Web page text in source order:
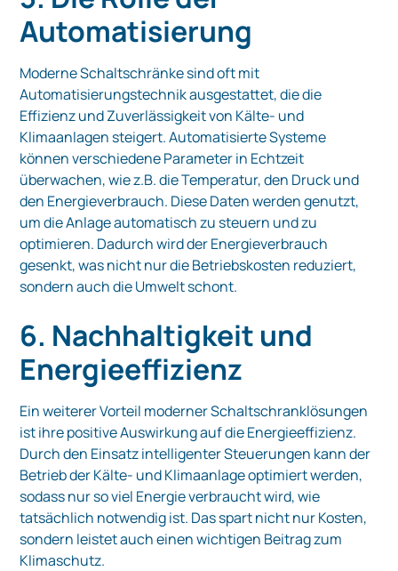
Automatisierung
Moderne Schaltschränke sind oft mit
Automatisierungstechnik ausgestattet, die die
Effizienz und Zuverlässigkeit von Kälte- und
Klimaanlagen steigert. Automatisierte Systeme
können verschiedene Parameter in Echtzeit
überwachen, wie z.B. die Temperatur, den Druck und
den Energieverbrauch. Diese Daten werden genutzt,
um die Anlage automatisch zu steuern und zu
optimieren. Dadurch wird der Energieverbrauch
gesenkt, was nicht nur die Betriebskosten reduziert,
sondern auch die Umwelt schont.
6. Nachhaltigkeit und
Energieeffizienz
Ein weiterer Vorteil moderner Schaltschranklösungen
ist ihre positive Auswirkung auf die Energieeffizienz.
Durch den Einsatz intelligenter Steuerungen kann der
Betrieb der Kälte- und Klimaanlage optimiert werden,
sodass nur so viel Energie verbraucht wird, wie
tatsächlich notwendig ist. Das spart nicht nur Kosten,
sondern leistet auch einen wichtigen Beitrag zum
Klimaschutz.